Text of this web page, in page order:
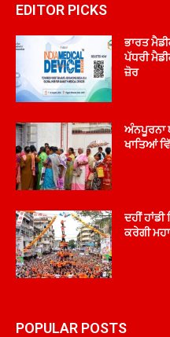
EDITOR PICKS
ਭਾਰਤ
ਪੱਧਰੀ
ਜ਼ੋਰ
ਅੰਨਪੂਰਨਾ
ਖਾਤਿਆਂ
ਦਹੀਂ
ਕਰੇਗੀ
POPULAR POSTS